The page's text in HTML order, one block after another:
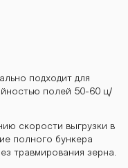
подходит для
полей 50-60 ц/
скорости выгрузки в
полного бункера
травмирования зерна.